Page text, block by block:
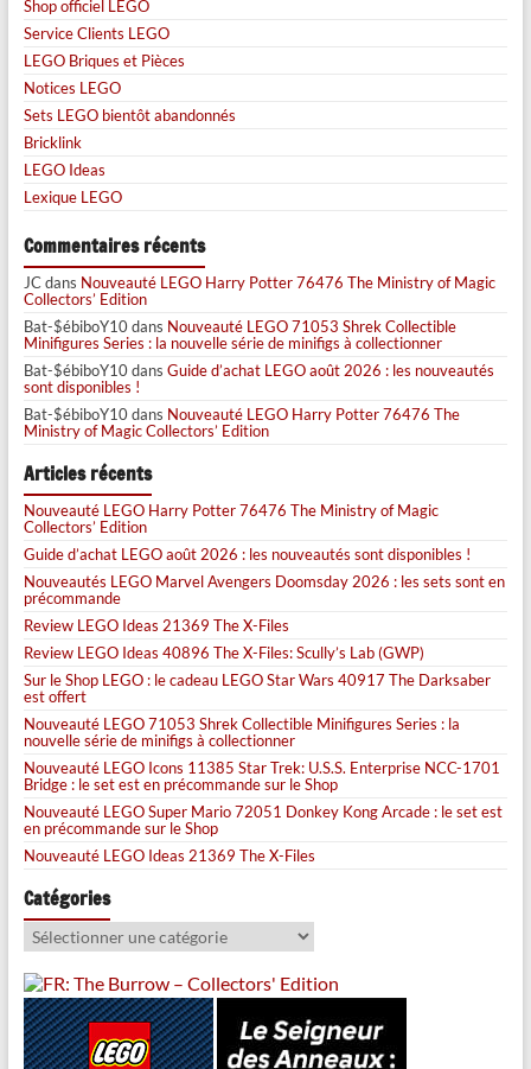
Shop officiel LEGO
Service Clients LEGO
LEGO Briques et Pièces
Notices LEGO
Sets LEGO bientôt abandonnés
Bricklink
LEGO Ideas
Lexique LEGO
Commentaires récents
JCdans Nouveauté LEGO Harry Potter 76476 The Ministry of Magic
Collectors’ Edition
Bat-$ébiboY10dans Nouveauté LEGO 71053 Shrek Collectible
Minifigures Series : la nouvelle série de minifigs à collectionner
Bat-$ébiboY10dans Guide d’achat LEGO août 2026 : les nouveautés
sont disponibles !
Bat-$ébiboY10dans Nouveauté LEGO Harry Potter 76476 The
Ministry of Magic Collectors’ Edition
Articles récents
Nouveauté LEGO Harry Potter 76476 The Ministry of Magic
Collectors’ Edition
Guide d’achat LEGO août 2026 : les nouveautés sont disponibles !
Nouveautés LEGO Marvel Avengers Doomsday 2026 : les sets sont en
précommande
Review LEGO Ideas 21369 The X-Files
Review LEGO Ideas 40896 The X-Files: Scully’s Lab (GWP)
Sur le Shop LEGO : le cadeau LEGO Star Wars 40917 The Darksaber
est offert
Nouveauté LEGO 71053 Shrek Collectible Minifigures Series : la
nouvelle série de minifigs à collectionner
Nouveauté LEGO Icons 11385 Star Trek: U.S.S. Enterprise NCC-1701
Bridge : le set est en précommande sur le Shop
Nouveauté LEGO Super Mario 72051 Donkey Kong Arcade : le set est
en précommande sur le Shop
Nouveauté LEGO Ideas 21369 The X-Files
Catégories
Catégories